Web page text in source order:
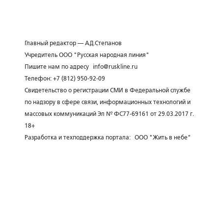
Главный редактор — А.Д.Степанов
Учредитель ООО "Русская народная линия"
Пишите нам по адресу
info@ruskline.ru
Телефон: +7 (812) 950-92-09
Свидетельство о регистрации СМИ в Федеральной службе
по надзору в сфере связи, информационных технологий и
массовых коммуникаций Эл № ФС77-69161 от 29.03.2017 г.
18+
Разработка и техподдержка портала: ООО "Жить в небе"